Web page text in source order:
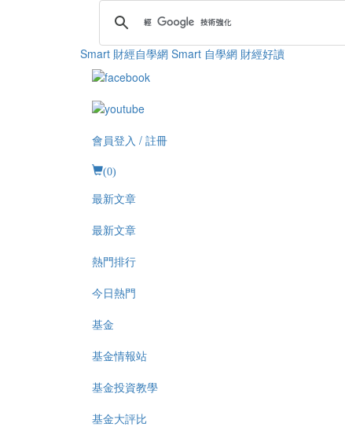
Smart 財經自學網 Smart 自學網 財經好讀
會員登入 / 註冊
(0)
最新文章
最新文章
熱門排行
今日熱門
基金
基金情報站
基金投資教學
基金大評比